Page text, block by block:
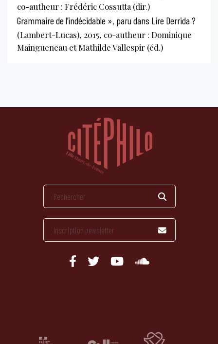
co-autheur : Frédéric Cossutta (dir.)
Grammaire de l’indécidable », paru dans Lire Derrida ?
(Lambert-Lucas), 2015, co-autheur : Dominique
Maingueneau et Mathilde Vallespir (éd.)